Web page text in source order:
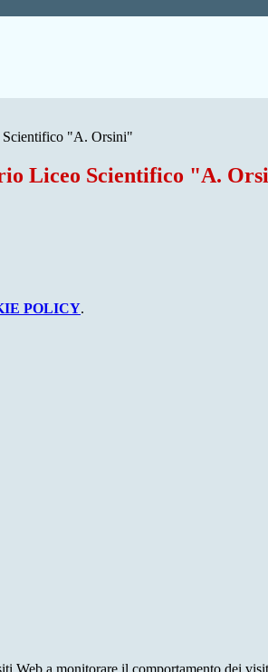
Scientifico "A. Orsini"
Liceo Scientifico "A.
POLICY.